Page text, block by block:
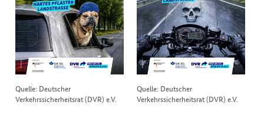
Quelle: Deutscher
Verkehrssicherheitsrat (DVR) e.V.
Quelle: Deutscher
Verkehrssicherheitsrat (DVR) e.V.